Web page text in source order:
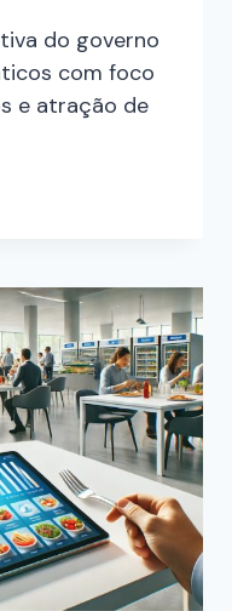
do governo
com foco
e atração de